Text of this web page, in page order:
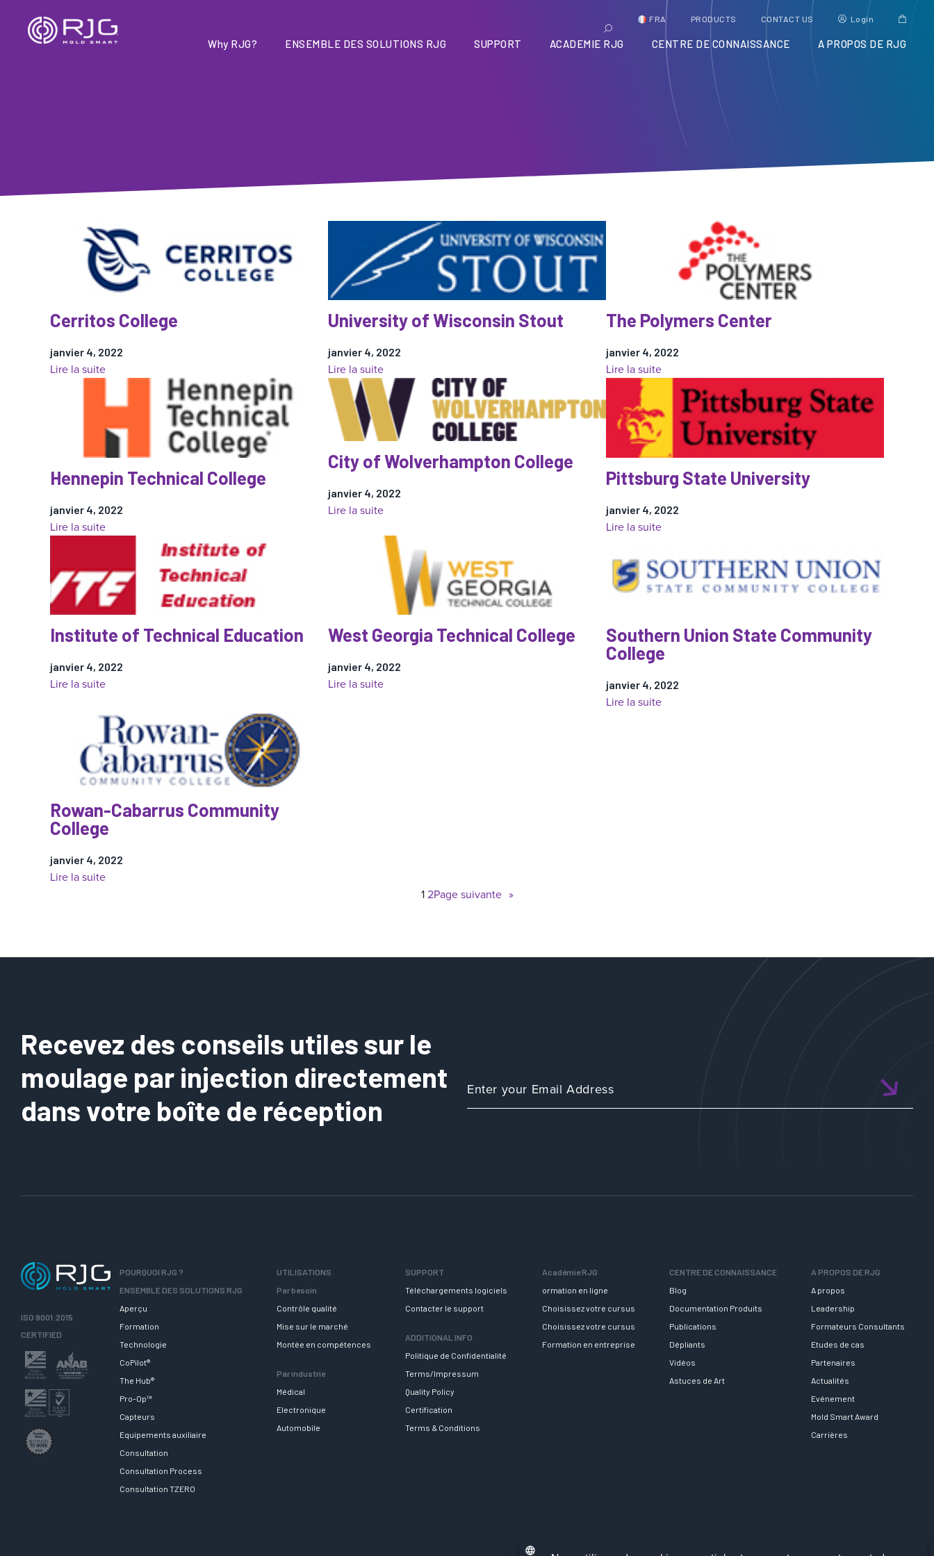
contenu
FRA PRODUCTS CONTACT US Login
Why RJG? ENSEMBLE DES SOLUTIONS RJG SUPPORT ACADEMIE RJG CENTRE DE CONNAISSANCE A PROPOS DE RJG
Cerritos College
janvier 4, 2022
Lire la suite:
College
University of Wisconsin Stout
janvier 4, 2022
Lire la suite:
University
of
Wisconsin
Stout
The Polymers Center
janvier 4, 2022
Lire la suite:
Polymers
Center
Hennepin Technical College
janvier 4, 2022
Lire la suite:
College
City of Wolverhampton College
janvier 4, 2022
Lire la suite:
of
Wolverhampton
College
Pittsburg State University
janvier 4, 2022
Lire la suite:
State
University
Institute of Technical Education
janvier 4, 2022
Lire la suite:
of
Technical
Education
West Georgia Technical College
janvier 4, 2022
Lire la suite:
Southern Union State Community
College
janvier 4, 2022
Lire la suite:
Rowan-Cabarrus Community
College
janvier 4, 2022
Lire la suite:
12Page suivante »
Recevez des conseils utiles sur le
moulage par injection directement
dans votre boîte de réception
ISO 9001:2015
CERTIFIED
POURQUOI RJG ?
ENSEMBLE DES SOLUTIONS RJG
Aperçu
Formation
Technologie
CoPilot®
The Hub®
Pro-Op™
Capteurs
Equipements auxiliaire
Consultation
Consultation Process
Consultation TZERO
UTILISATIONS
Par besoin
Contrôle qualité
Mise sur le marché
Montée en compétences
Par industrie
Médical
Electronique
Automobile
SUPPORT
Téléchargements logiciels
Contacter le support
ADDITIONAL INFO
Politique de Confidentialité
Terms/Impressum
Quality Policy
Certification
Terms & Conditions
Académie RJG
ormation en ligne
Choisissez votre cursus
Choisissez votre cursus
Formation en entreprise
CENTRE DE CONNAISSANCE
Blog
Documentation Produits
Publications
Dépliants
Vidéos
Astuces de Art
A PROPOS DE RJG
A propos
Leadership
Formateurs Consultants
Etudes de cas
Partenaires
Actualités
Evénement
Mold Smart Award
Carrières